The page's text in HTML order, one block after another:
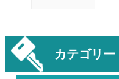
カテゴリー